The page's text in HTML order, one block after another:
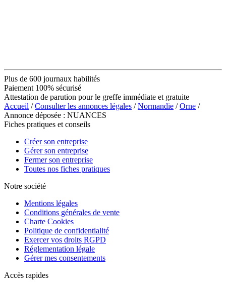
Plus de 600 journaux habilités
Paiement 100% sécurisé
Attestation de parution pour le greffe immédiate et gratuite
Accueil /Consulter les annonces légales /Normandie /Orne /
Annonce déposée : NUANCES
Fiches pratiques et conseils
Créer son entreprise
Gérer son entreprise
Fermer son entreprise
Toutes nos fiches pratiques
Notre société
Mentions légales
Conditions générales de vente
Charte Cookies
Politique de confidentialité
Exercer vos droits RGPD
Réglementation légale
Gérer mes consentements
Accès rapides